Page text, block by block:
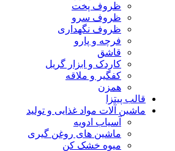
ظروف پخت
ظروف سرو
ظروف نگهداری
فرچه و پارو
قاشق
کاردک و ابزار گریل
کفگیر و ملاقه
همزن
قالب پیتزا
ماشین آلات مواد غذایی و تولید
آسیاب ادویه
ماشین های روغن گیری
میوه خشک کن